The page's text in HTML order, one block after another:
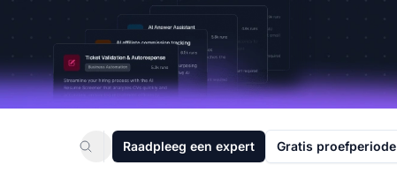
Raadpleeg een expert Gratis proefperiode